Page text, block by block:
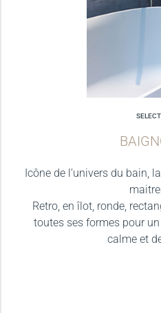
Icône de l’univers du bain,
Retro, en îlot, ronde,
toutes ses formes pour
calme et